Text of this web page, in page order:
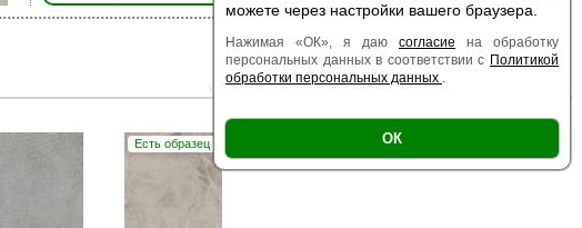
можете через настройки вашего браузера.
Нажимая «ОК», я даю согласие на обработку
персональных данных в соответствии с Политикой
обработки персональных данных .
ОК
Есть образец | Поверхность |
Есть образец